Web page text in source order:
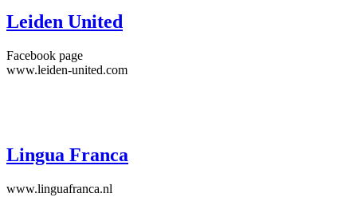
Leiden United
Facebook page
www.leiden-united.com
Lingua Franca
www.linguafranca.nl